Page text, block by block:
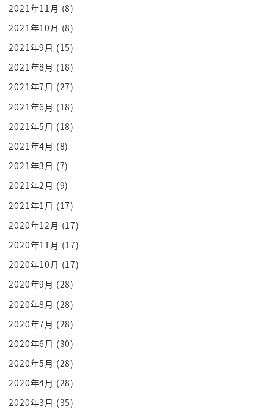
ことが出てきたらいけないなと思って
だからなんかちょっとなんだろうな
隠れてなんかタバコ吸ってたりとかする
ことを見たりするのって嫌じゃないですか
ただいまーって言ってただいまから顔を
見るまでまあ56秒あればなんか変なこと
してても隠せるんじゃないかとか
嫌なこと見なくていいんじゃないかって
いうことも含めてちゃんと声を出してただ
いまって言えばお互いのプライバシーに
対しての配慮として入ってきたよというの
を分厚めに知らせてる
んですけどね全然何も隠すことはないんで
西野さんに言ってほしいから
ねなんか変なビデオ見てる時に帰って来
られた
誰も見てませんよみたいにしないといけ
ないためにはやっぱり声かけがあった方が
じゃないですか
そうなんだもう何やってもプラスに今なっ
てる
家に帰ってきたらどっちかがだいたい隠れ
2021年11月 (8)
2021年10月 (8)
2021年9月 (15)
2021年8月 (18)
2021年7月 (27)
2021年6月 (18)
2021年5月 (18)
2021年4月 (8)
2021年3月 (7)
2021年2月 (9)
2021年1月 (17)
2020年12月 (17)
2020年11月 (17)
2020年10月 (17)
2020年9月 (28)
2020年8月 (28)
2020年7月 (28)
2020年6月 (30)
2020年5月 (28)
2020年4月 (28)
2020年3月 (35)